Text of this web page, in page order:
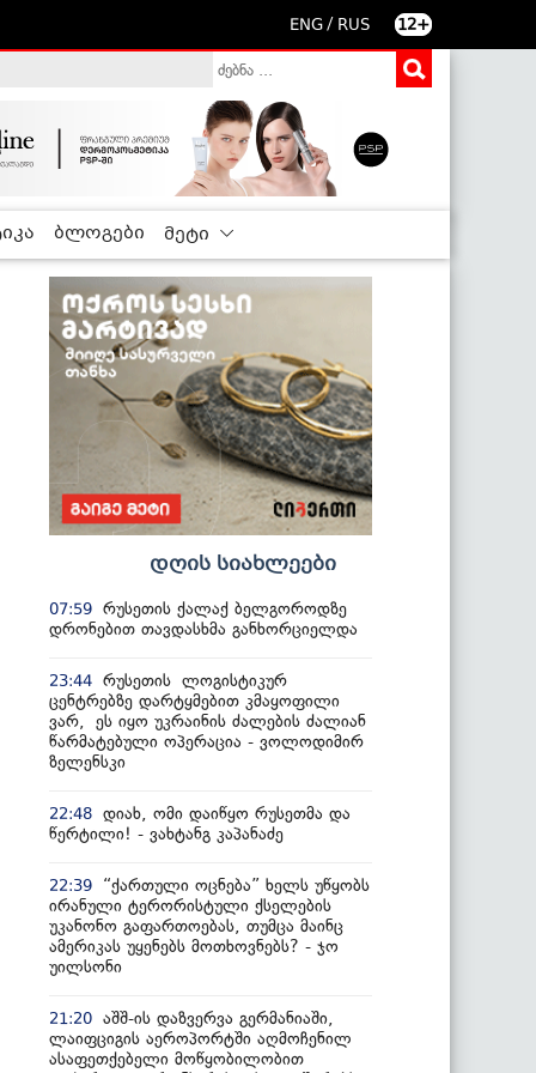
ENG / RUS 12+
ბლოგები მეტი
დღის სიახლეები
07:59 რუსეთის ქალაქ ბელგოროდზე
დრონებით თავდასხმა განხორციელდა
23:44 რუსეთის ლოგისტიკურ
ცენტრებზე დარტყმებით კმაყოფილი
ვარ, ეს იყო უკრაინის ძალების ძალიან
წარმატებული ოპერაცია - ვოლოდიმირ
ზელენსკი
22:48 დიახ, ომი დაიწყო რუსეთმა და
წერტილი! - ვახტანგ კაპანაძე
22:39
“ქართული ოცნება” ხელს უწყობს
ირანული ტერორისტული ქსელების
უკანონო გაფართოებას, თუმცა მაინც
ამერიკას უყენებს მოთხოვნებს? - ჯო
უილსონი
21:20 აშშ-ის დაზვერვა გერმანიაში,
ლაიფციგის აეროპორტში აღმოჩენილ
ასაფეთქებელი მოწყობილობით